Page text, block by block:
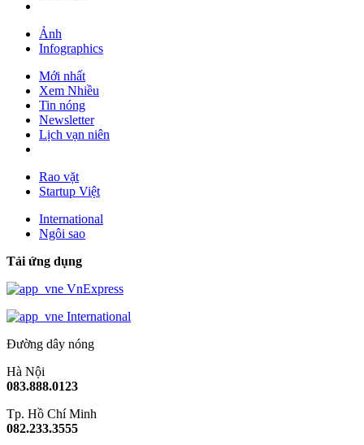
Ảnh
Infographics
Mới nhất
Xem Nhiều
Tin nóng
Newsletter
Lịch vạn niên
Rao vặt
Startup Việt
International
Ngôi sao
Tải ứng dụng
VnExpress
International
Đường dây nóng
Hà Nội
083.888.0123
Tp. Hồ Chí Minh
082.233.3555